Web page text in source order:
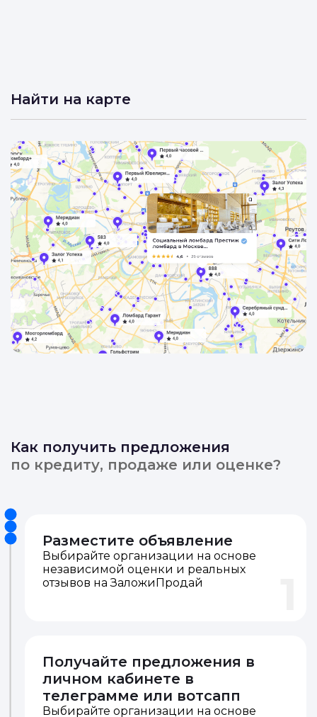
Найти на карте
Как получить предложения
по кредиту, продаже или оценке?
Разместите объявление
Выбирайте организации на основе
независимой оценки и реальных
отзывов на ЗаложиПродай
Получайте предложения в
личном кабинете в
телеграмме или вотсапп
Выбирайте организации на основе